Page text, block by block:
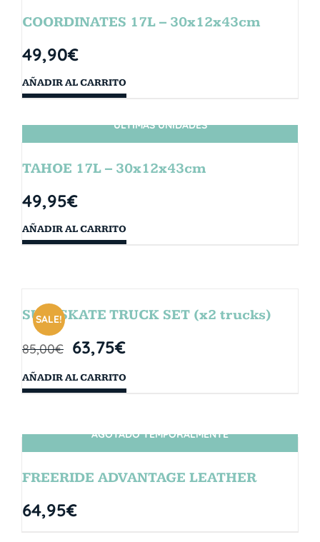
COORDINATES 17L – 30x12x43cm
49,90€
AÑADIR AL CARRITO
ÚLTIMAS UNIDADES
TAHOE 17L – 30x12x43cm
49,95€
AÑADIR AL CARRITO
SALE!
SURFSKATE TRUCK SET (x2 trucks)
85,00€ 63,75€
AÑADIR AL CARRITO
SIN STOCK
AGOTADO TEMPORALMENTE
FREERIDE ADVANTAGE LEATHER
64,95€